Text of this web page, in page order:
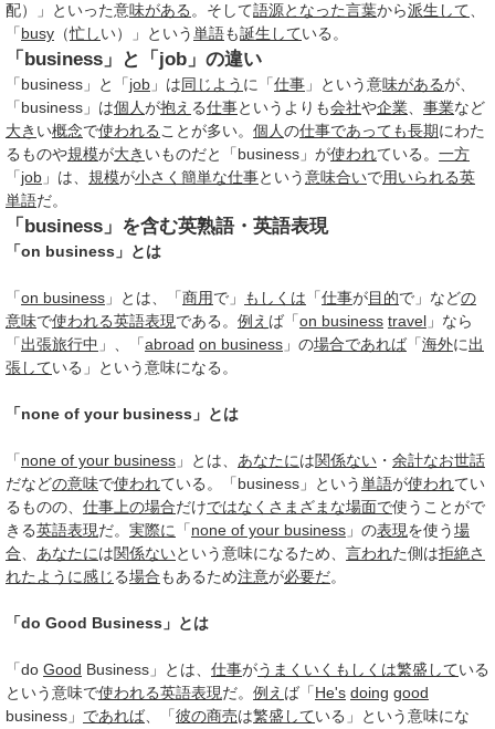
配）」といった意味がある 。そして語源となった言葉から派生して
「busy （忙しい）」という単語も誕生している。
「business」と「job」の違い
「business」と「job 」は同じよう に「仕事 」という意味があるが、
「business」は個人が抱え る仕事というよりも会社や企業 事業など
大き い概念で使われる ことが多い。 個人の仕事であっても長期にわた
るものや規模が大き いものだと「business」が使われている。 一方
「job 」は、 規模が小さく 簡単な仕事という意味合いで用いられる英
単語だ。
「business」を含む英熟語・英語表現
「on business」とは
「on business 」とは、「商用で」 もしくは 「仕事が目的で」などの
意味で使われる英語表現である。 例え ば「on business travel 」なら
「出張旅行中 」、「abroad on business 」の場合であれば 「海外に出
張している」という意味になる。
「none of your business」とは
「none of your business 」とは、 あなたには関係ない ・ 余計なお世話
だなどの意味で使われている。「business」という単語が使われてい
るものの、 仕事 上の場合だけではなく さまざまな場面で使うことがで
きる英語表現だ。 実際に 「none of your business 」の表現を使う場
合
あなたには関係ないという意味になるため、 言われた側は拒絶さ
れたように感じる場合もあるため注意が必要だ。
「do Good Business」とは
「do Good Business」とは、 仕事がうまくいく もしくは繁盛している
という意味で使われる英語表現だ。 例え ば「He's doing good
business」 であれば 、「彼の商売は繁盛している」という意味にな